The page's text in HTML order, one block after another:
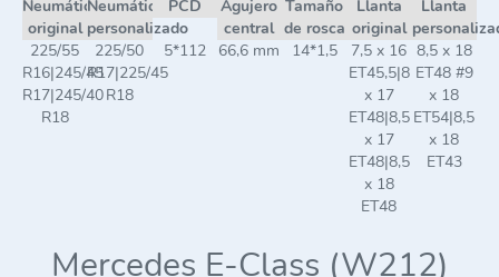
Neumático
original
Neumático
personalizado
PCD
Agujero
central
Tamaño
de rosca
Llanta
original
Llanta
225/55
R16|245/45
R17|245/40
R18
225/50
R17|225/45
R18
5*112 66,6 mm 14*1,5
7,5 x 16
ET45,5|8
x 17
ET48|8,5
x 17
ET48|8,5
x 18
ET48
8,5 x 18
ET48 #9
x 18
ET54|8,5
x 18
ET43
Mercedes E-Class (W212)